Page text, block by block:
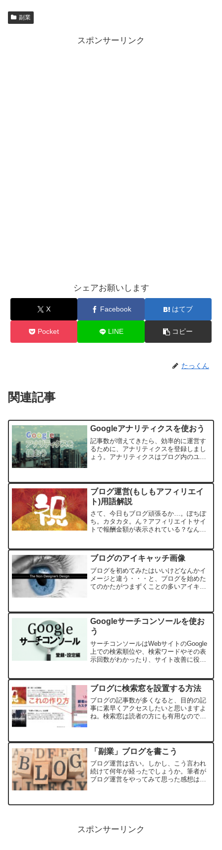
副業
スポンサーリンク
シェアお願いします
X Facebook はてブ
Pocket LINE コピー
たっくん
関連記事
Googleアナリティクスを使おう
記事数が増えてきたら、効率的に運営す
るために、アナリティクスを登録しまし
ょう。アナリティクスはブログ内のユー
たかなど分析することができます。アナ
リティクスに登録するGo...
ブログ運営(もしもアフィリエイ
ト)用語解説
さて、今日もブログ頑張るか…。ぽちぽ
ち。カタカタ。ん？アフィリエイトサイ
トで報酬金額が表示されている？なんだ
すると以下のようになっていました。項
目の表示内容、意味につい...
ブログのアイキャッチ画像
ブログを初めてみたはいいけどなんかイ
メージと違う・・・と、ブログを始めた
てのかたがつまずくことの多いアイキャ
ます。今は無料で使える便利な画像編集
ソフトやツー...
Googleサーチコンソールを使お
う
サーチコンソールはWebサイトのGoogle
上での検索順位や、検索ワードやその表
示回数がわかったり、サイト改善に役立
う。サーチコンソールのIDを取得Google
で「サ...
ブログに検索窓を設置する方法
ブログの記事数が多くなると、目的の記
事に素早くアクセスしたいと思いますよ
ね。検索窓は読者の方にも有用なので設
を選択。画面左半分の中から、「ブロッ
ク」→「サイドバー」→「...
「副業」ブログを書こう
ブログ運営は古い。しかし、こう言われ
続けて何年が経ったでしょうか。筆者が
ブログ運営をやってみて思った感想は
い世界があったのかと思う程ですし、や
スポンサーリンク